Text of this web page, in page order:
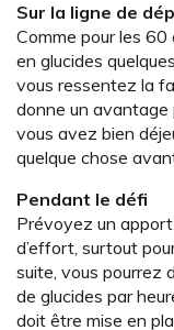
Sur la ligne de
Comme pour les
en glucides
vous ressentez la
donne un avantage
vous avez bien
quelque chose
Pendant le défi
Prévoyez un
d’effort, surtout
suite, vous pourrez
de glucides par
doit être mise en